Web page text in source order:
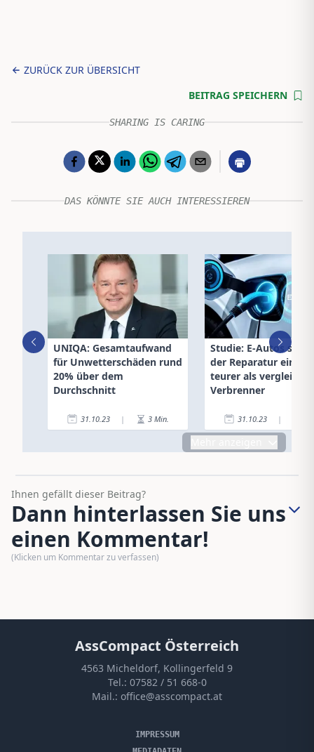
ZURÜCK ZUR ÜBERSICHT
BEITRAG SPEICHERN
SHARING IS CARING
DAS KÖNNTE SIE AUCH INTERESSIEREN
UNIQA: Gesamtaufwand
für Unwetterschäden rund
20% über dem
Durchschnitt
31.10.23 | 3 Min.
Studie: E-Autos sind
der Reparatur ein
teurer als
Verbrenner
31.10.23 |
Ihnen gefällt dieser Beitrag?
Dann hinterlassen Sie uns
einen Kommentar!
(Klicken um Kommentar zu verfassen)
AssCompact Österreich
4563 Micheldorf, Kollingerfeld 9
Tel.: 07582 / 51 668-0
Mail.: office@asscompact.at
IMPRESSUM